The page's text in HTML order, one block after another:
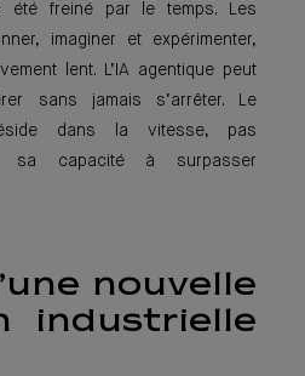
été freiné par le temps. Les
imaginer et expérimenter,
lent. L’IA agentique peut
sans jamais s’arrêter. Le
dans la vitesse, pas
sa capacité à surpasser
nouvelle
industrielle